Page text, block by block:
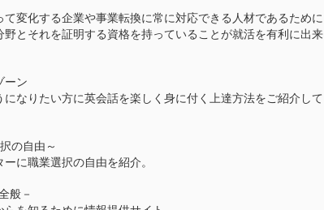
て変化する企業や事業転換に常に対応できる人材であるために
野とそれを証明する資格を持っていることが就活を有利に出来
ーン
になりたい方に英会話を楽しく身に付く上達方法をご紹介して
の自由～
に職業選択の自由を紹介。
般－